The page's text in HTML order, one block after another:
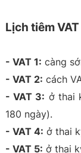
Lịch tiêm
- VAT 1: càng
- VAT 2: cách
- VAT 3: ở thai
180 ngày).
- VAT 4: ở thai
- VAT 5: ở thai